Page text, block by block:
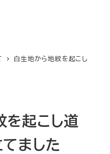
白生地から地紋を起こし
を起こし道
ました